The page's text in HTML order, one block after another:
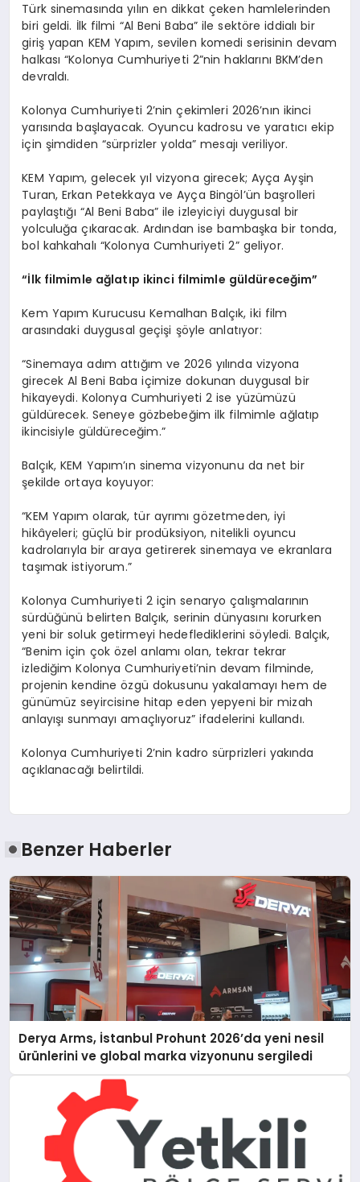
Türk sinemasında yılın en dikkat çeken hamlelerinden
biri geldi. İlk filmi “Al Beni Baba” ile sektöre iddialı bir
giriş yapan KEM Yapım, sevilen komedi serisinin devam
halkası “Kolonya Cumhuriyeti 2”nin haklarını BKM’den
devraldı.
Kolonya Cumhuriyeti 2’nin çekimleri 2026’nın ikinci
yarısında başlayacak. Oyuncu kadrosu ve yaratıcı ekip
için şimdiden “sürprizler yolda” mesajı veriliyor.
KEM Yapım, gelecek yıl vizyona girecek; Ayça Ayşin
Turan, Erkan Petekkaya ve Ayça Bingöl’ün başrolleri
paylaştığı “Al Beni Baba” ile izleyiciyi duygusal bir
yolculuğa çıkaracak. Ardından ise bambaşka bir tonda,
bol kahkahalı “Kolonya Cumhuriyeti 2” geliyor.
“İlk filmimle ağlatıp ikinci filmimle güldüreceğim”
Kem Yapım Kurucusu Kemalhan Balçık, iki film
arasındaki duygusal geçişi şöyle anlatıyor:
“Sinemaya adım attığım ve 2026 yılında vizyona
girecek Al Beni Baba içimize dokunan duygusal bir
hikayeydi. Kolonya Cumhuriyeti 2 ise yüzümüzü
güldürecek. Seneye gözbebeğim ilk filmimle ağlatıp
ikincisiyle güldüreceğim.”
Balçık, KEM Yapım’ın sinema vizyonunu da net bir
şekilde ortaya koyuyor:
“KEM Yapım olarak, tür ayrımı gözetmeden, iyi
hikâyeleri; güçlü bir prodüksiyon, nitelikli oyuncu
kadrolarıyla bir araya getirerek sinemaya ve ekranlara
taşımak istiyorum.”
Kolonya Cumhuriyeti 2 için senaryo çalışmalarının
sürdüğünü belirten Balçık, serinin dünyasını korurken
yeni bir soluk getirmeyi hedeflediklerini söyledi. Balçık,
“Benim için çok özel anlamı olan, tekrar tekrar
izlediğim Kolonya Cumhuriyeti’nin devam filminde,
projenin kendine özgü dokusunu yakalamayı hem de
günümüz seyircisine hitap eden yepyeni bir mizah
anlayışı sunmayı amaçlıyoruz” ifadelerini kullandı.
Kolonya Cumhuriyeti 2’nin kadro sürprizleri yakında
açıklanacağı belirtildi.
Benzer Haberler
Derya Arms, İstanbul Prohunt 2026’da yeni nesil
ürünlerini ve global marka vizyonunu sergiledi